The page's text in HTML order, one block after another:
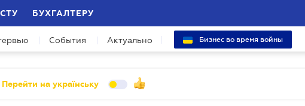
БУХГАЛТЕРУ
События Актуально Бизнес во время войны
Перейти на українську